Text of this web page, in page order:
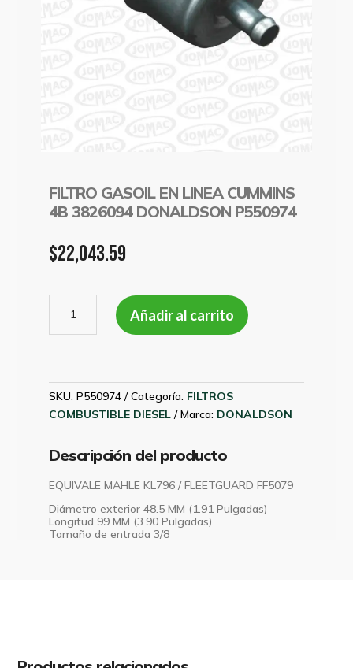
FILTRO GASOIL EN LINEA CUMMINS
4B 3826094 DONALDSON P550974
$22,043.59
GASOIL
EN
4B
3826094
P550974
cantidad
Añadir al carrito
SKU:P550974 Categoría: FILTROS
COMBUSTIBLE DIESEL
Marca: DONALDSON
Descripción del producto
EQUIVALE MAHLE KL796 / FLEETGUARD FF5079
Diámetro exterior 48.5 MM (1.91 Pulgadas)
Longitud 99 MM (3.90 Pulgadas)
Tamaño de entrada 3/8